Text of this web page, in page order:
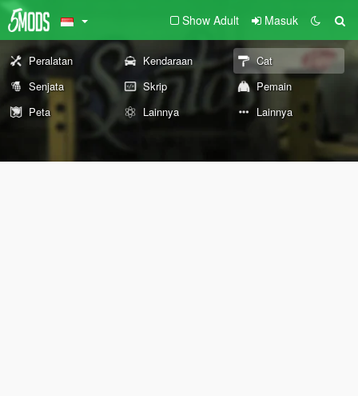
Show Adult Masuk
Peralatan Kendaraan
Cat
Senjata
Skrip
Pemain
Peta
Lainnya Lainnya